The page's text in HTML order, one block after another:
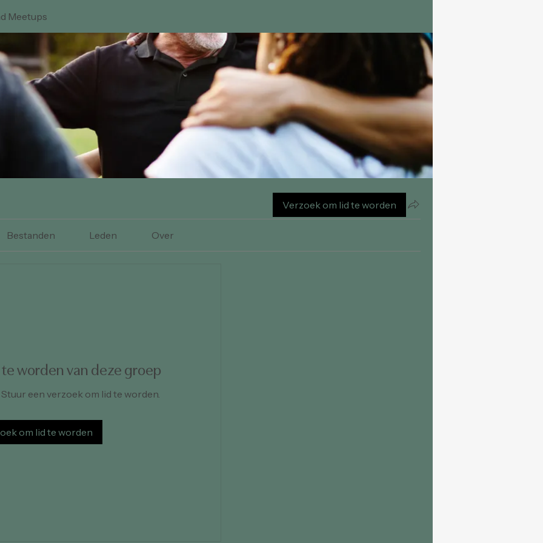
Meetups
Verzoek om lid te worden
Bestanden Leden Over
worden van deze groep
een verzoek om lid te worden.
om lid te worden